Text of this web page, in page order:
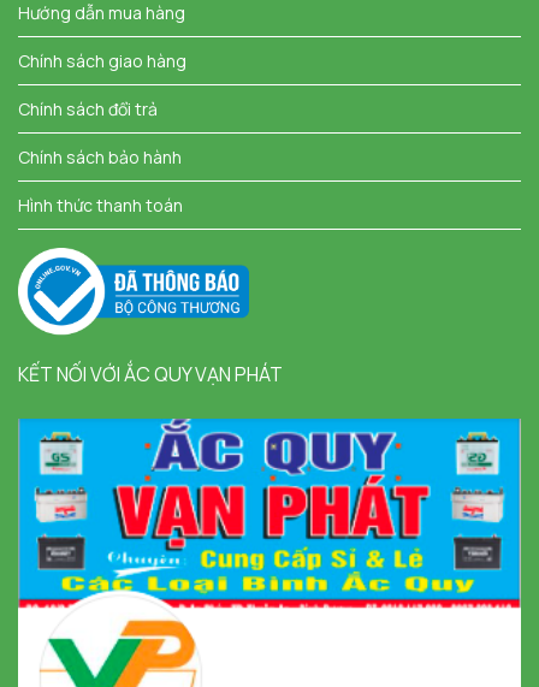
Hướng dẫn mua hàng
Chính sách giao hàng
Chính sách đổi trả
Chính sách bảo hành
Hình thức thanh toán
KẾT NỐI VỚI ẮC QUY VẠN PHÁT